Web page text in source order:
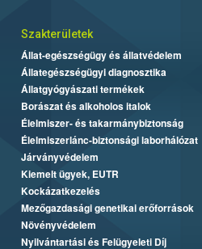
Szakterületek
Állat-egészségügy és állatvédelem
Állategészségügyi diagnosztika
Állatgyógyászati termékek
Borászat és alkoholos italok
Élelmiszer- és takarmánybiztonság
Élelmiszerlánc-biztonsági laborhálózat
Járványvédelem
Kiemelt ügyek, EUTR
Kockázatkezelés
Mezőgazdasági genetikai erőforrások
Növényvédelem
Nyilvántartási és Felügyeleti Díj